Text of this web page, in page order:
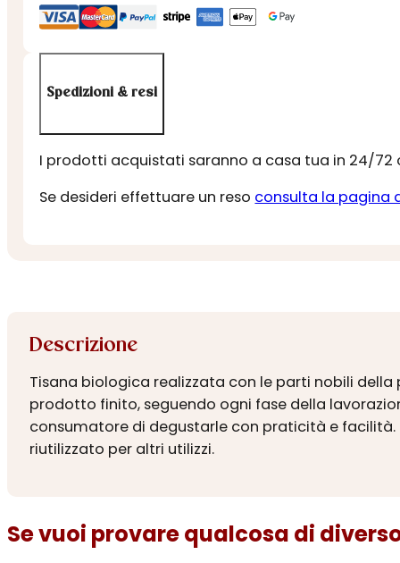
Spedizioni & resi
I prodotti acquistati saranno a casa tua in 24/72
Se desideri effettuare un reso consulta la pagina
Descrizione
Tisana biologica realizzata con le parti nobili
prodotto finito, seguendo ogni fase della
consumatore di degustarle con praticità e
riutilizzato per altri utilizzi.
Se vuoi provare qualcosa di